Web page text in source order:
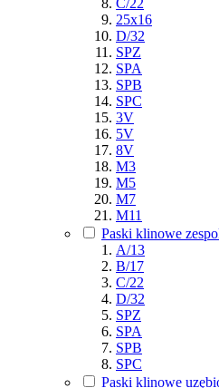
C/22
25x16
D/32
SPZ
SPA
SPB
SPC
3V
5V
8V
M3
M5
M7
M11
Paski klinowe
A/13
B/17
C/22
D/32
SPZ
SPA
SPB
SPC
Paski klinowe